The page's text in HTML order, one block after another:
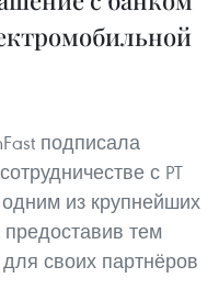
подписала
с PT
одним из крупнейших
тем
своих партнёров